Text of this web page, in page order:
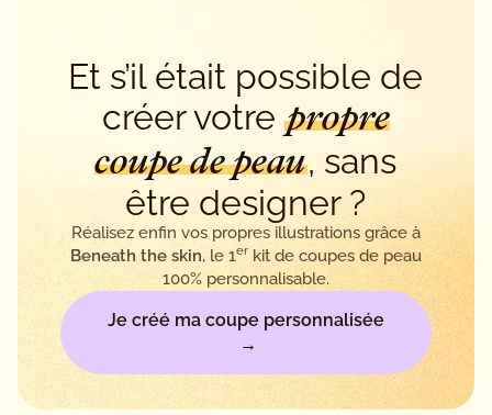
Et s’il était possible de
créer votre propre
coupe de peau, sans
être designer ?
Réalisez enfin vos propres illustrations grâce à
Beneath the skin, le 1erkit de coupes de peau
100% personnalisable.
Je créé ma coupe personnalisée
→